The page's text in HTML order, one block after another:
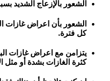
الشعور بالإزعاج الشديد
الشعور بأن اعراض غازات
كل فترة.
يتزامن مع اعراض غازات
كثرة الغازات بشدة أو مثل